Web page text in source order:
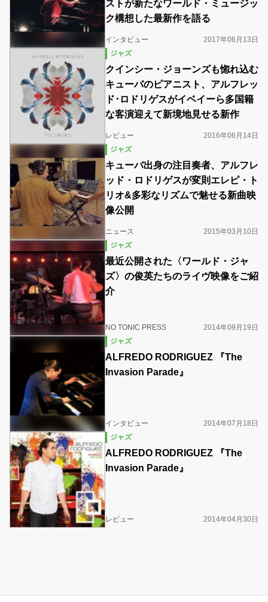
ストが新たなワールド・ミュージッ
ク構想した最新作を語る
インタビュー
2017年06月13日
ジャズ
クインシー・ジョーンズも惚れ込む
キューバのピアニスト、アルフレッ
ド･ロドリゲスがイベイーら多国籍
な客演迎えて新境地見せる新作
レビュー
2016年06月14日
ジャズ
キューバ出身の注目奏者、アルフレ
ッド・ロドリゲスが変則エレピ・ト
リオ&多彩なリズムで魅せる新曲映
像公開
ニュース
2015年03月10日
ジャズ
最近公開された〈ワールド・ジャ
ズ〉の俊英たちのライヴ映像をご紹
介
NO TONIC PRESS
2014年09月19日
ジャズ
ALFREDO RODRIGUEZ 『The
Invasion Parade』
インタビュー
2014年07月18日
ジャズ
ALFREDO RODRIGUEZ 『The
Invasion Parade』
レビュー 2014年04月30日